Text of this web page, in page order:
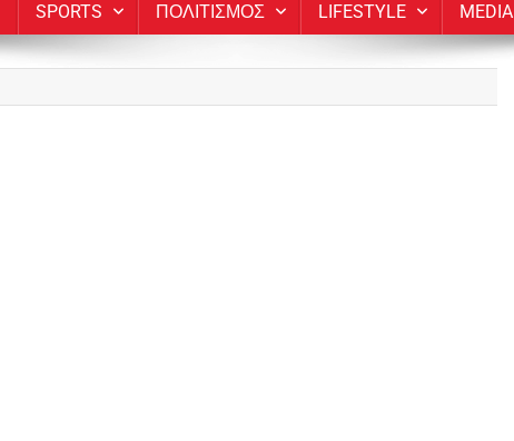
SPORTS ΠΟΛΙΤΙΣΜΟΣ LIFESTYLE MEDIA